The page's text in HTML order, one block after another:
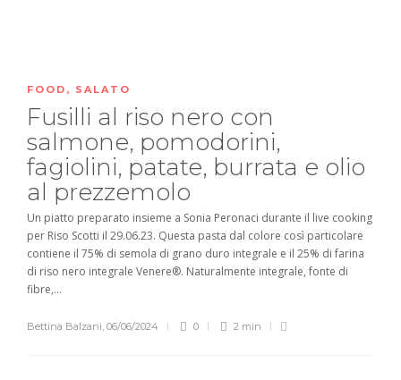
FOOD , SALATO
Fusilli al riso nero con
salmone, pomodorini,
fagiolini, patate, burrata e olio
al prezzemolo
Un piatto preparato insieme a Sonia Peronaci durante il live cooking
per Riso Scotti il 29.06.23. Questa pasta dal colore così particolare
contiene il 75% di semola di grano duro integrale e il 25% di farina
di riso nero integrale Venere®. Naturalmente integrale, fonte di
fibre,...
Bettina Balzani, 06/06/2024 0 2 min